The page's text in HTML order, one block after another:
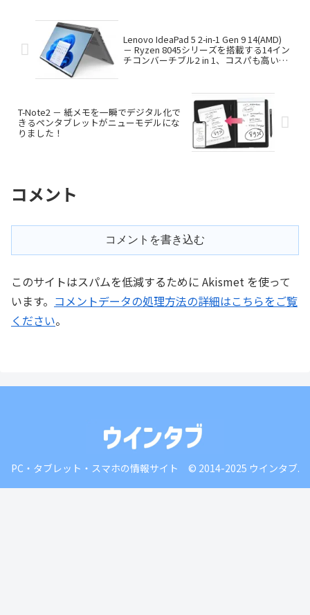
Lenovo IdeaPad 5 2-in-1 Gen 9 14(AMD)
－ Ryzen 8045シリーズを搭載する14イン
チコンバーチブル2 in 1、コスパも高いで
T-Note2 － 紙メモを一瞬でデジタル化で
きるペンタブレットがニューモデルにな
りました！
コメント
コメントを書き込む
このサイトはスパムを低減するために Akismet を使って
います。 コメントデータの処理方法の詳細はこちらをご覧
ください。
PC・タブレット・スマホの情報サイト © 2014-2025 ウインタブ.